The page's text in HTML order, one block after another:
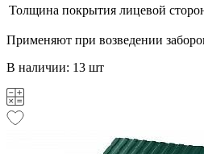
Толщина покрытия лицевой
Применяют при возведении
В наличии: 13 шт